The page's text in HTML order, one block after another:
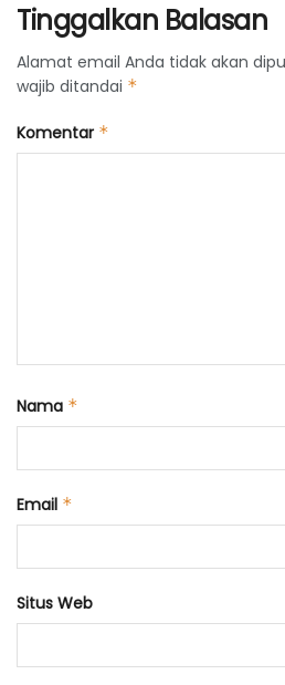
Tinggalkan Balasan
Alamat email Anda tidak akan
wajib ditandai *
Komentar *
Nama *
Email *
Situs Web